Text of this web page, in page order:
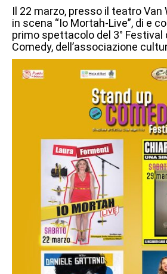
Il 22 marzo, presso il teatro Van
in scena “Io Mortah-Live”, di e
primo spettacolo del 3° Festival
Comedy, dell’associazione